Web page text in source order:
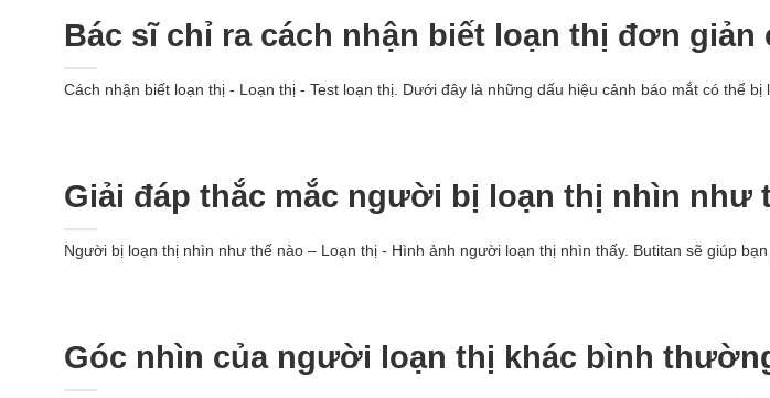
Bác sĩ chỉ ra cách nhận biết loạn thị đơn giản
Cách nhận biết loạn thị - Loạn thị - Test loạn thị. Dưới đây là những dấu hiệu cảnh báo mắt có thể bị
Giải đáp thắc mắc người bị loạn thị nhìn như
Người bị loạn thị nhìn như thế nào – Loạn thị - Hình ảnh người loạn thị nhìn thấy. Butitan sẽ giúp
Góc nhìn của người loạn thị khác bình